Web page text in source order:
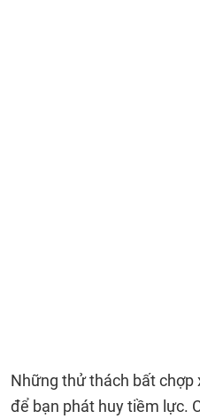
Những thử thách bất chợp
để bạn phát huy tiềm lực.